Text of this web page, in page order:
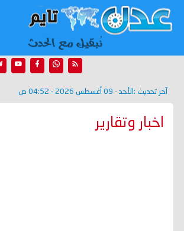
آخر تحديث : الأحد - 09 أغسطس 2026 - 04:52 ص
اخبار وتقارير